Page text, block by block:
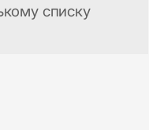
списку